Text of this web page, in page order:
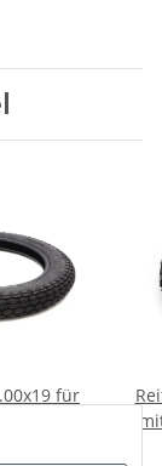
für
M72.